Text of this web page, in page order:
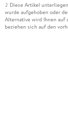
2 Diese Artikel
wurde aufgehoben oder
Alternative wird Ihnen auf
beziehen sich auf den